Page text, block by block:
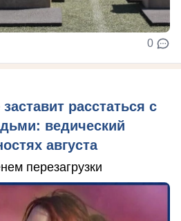
0
расстаться с
ведический
августа
перезагрузки